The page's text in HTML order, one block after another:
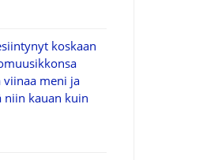
koskaan
viinaa meni ja
niin kauan kuin